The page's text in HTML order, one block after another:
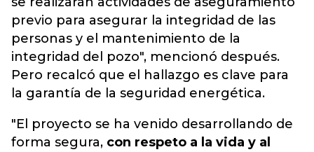
previo para asegurar la integridad de las
personas y el mantenimiento de la
integridad del pozo", mencionó después.
Pero recalcó que el hallazgo es clave para
la garantía de la seguridad energética.
"El proyecto se ha venido desarrollando de
forma segura, con respeto a la vida y al